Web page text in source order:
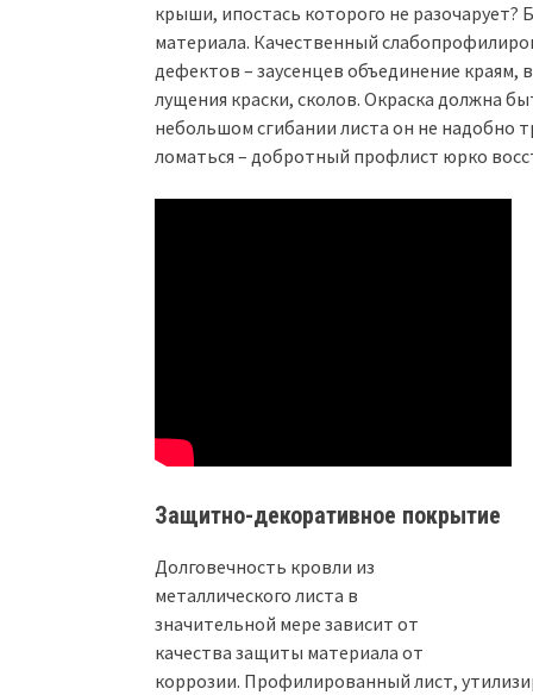
крыши, ипостась которого не
материала. Качественный
дефектов – заусенцев объединение
лущения краски, сколов. Окраска должна
небольшом сгибании листа он не надобно
ломаться – добротный профлист юрко
Защитно-декоративное покрытие
Долговечность кровли из
металлического листа в
значительной мере зависит от
качества защиты материала от
коррозии. Профилированный лист,